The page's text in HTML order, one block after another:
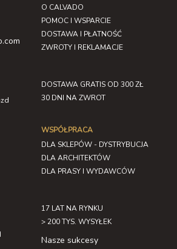
O CALVADO
POMOC I WSPARCIE
DOSTAWA I PŁATNOŚĆ
ZWROTY I REKLAMACJE
DOSTAWA GRATIS OD 300 ZŁ
30 DNI NA ZWROT
WSPÓŁPRACA
DLA SKLEPÓW - DYSTRYBUCJA
DLA ARCHITEKTÓW
DLA PRASY I WYDAWCÓW
17 LAT NA RYNKU
> 200 TYS. WYSYŁEK
Nasze sukcesy